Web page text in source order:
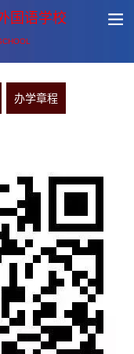
国语学校
办学章程